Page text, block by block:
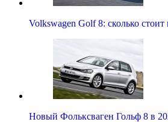
Volkswagen Golf 8: сколько стоит
Новый Фольксваген Гольф 8 в